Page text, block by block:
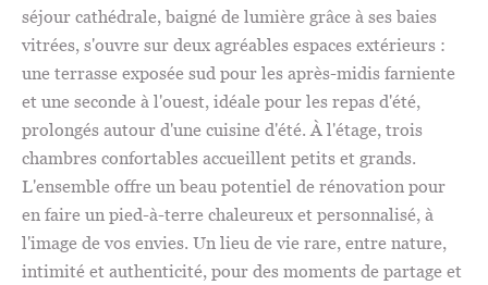
séjour cathédrale, baigné de lumière grâce à ses baies
vitrées, s'ouvre sur deux agréables espaces extérieurs :
une terrasse exposée sud pour les après-midis farniente
et une seconde à l'ouest, idéale pour les repas d'été,
prolongés autour d'une cuisine d'été. À l'étage, trois
chambres confortables accueillent petits et grands.
L'ensemble offre un beau potentiel de rénovation pour
en faire un pied-à-terre chaleureux et personnalisé, à
l'image de vos envies. Un lieu de vie rare, entre nature,
intimité et authenticité, pour des moments de partage et